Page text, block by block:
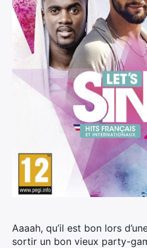
Aaaah, qu’il est bon lors
sortir un bon vieux party-